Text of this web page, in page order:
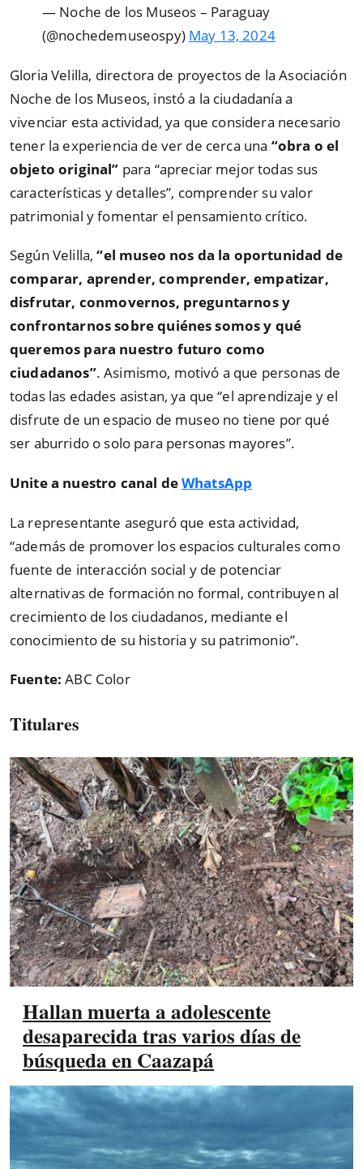
— Noche de los Museos – Paraguay
(@nochedemuseospy) May 13, 2024
Gloria Velilla, directora de proyectos de la Asociación
Noche de los Museos, instó a la ciudadanía a
vivenciar esta actividad, ya que considera necesario
tener la experiencia de ver de cerca una “obra o el
objeto original” para “apreciar mejor todas sus
características y detalles”, comprender su valor
patrimonial y fomentar el pensamiento crítico.
Según Velilla, “el museo nos da la oportunidad de
comparar, aprender, comprender, empatizar,
disfrutar, conmovernos, preguntarnos y
confrontarnos sobre quiénes somos y qué
queremos para nuestro futuro como
ciudadanos”. Asimismo, motivó a que personas de
todas las edades asistan, ya que“el aprendizaje y el
disfrute de un espacio de museo no tiene por qué
ser aburrido o solo para personas mayores”.
Unite a nuestro canal deWhatsApp
La representante aseguró que esta actividad,
“además de promover los espacios culturales como
fuente de interacción social y de potenciar
alternativas de formación no formal, contribuyen al
crecimiento de los ciudadanos, mediante el
conocimiento de su historia y su patrimonio”.
Fuente:ABC Color
Titulares
Hallan muerta a adolescente
desaparecida tras varios días de
búsqueda en Caazapá